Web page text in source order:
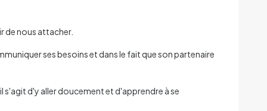
de nous attacher.
ses besoins et dans le fait que son partenaire
s'agit d'y aller doucement et d'apprendre à se